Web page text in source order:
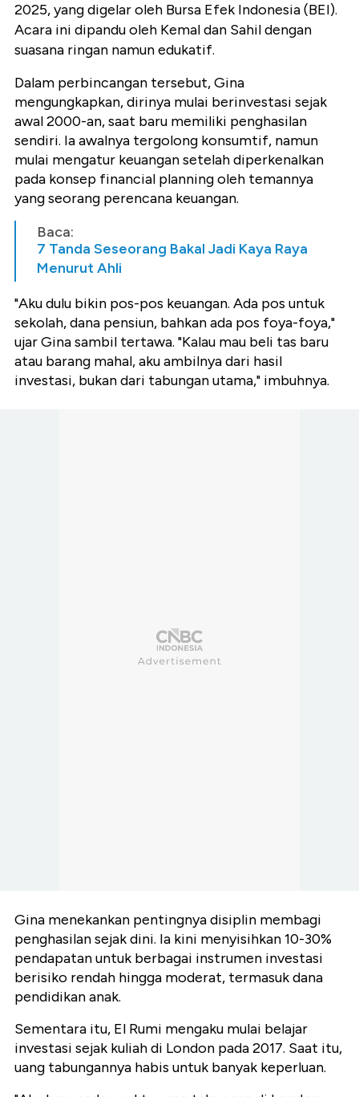
2025, yang digelar oleh Bursa Efek Indonesia (BEI).
Acara ini dipandu oleh Kemal dan Sahil dengan
suasana ringan namun edukatif.
Dalam perbincangan tersebut, Gina
mengungkapkan, dirinya mulai berinvestasi sejak
awal 2000-an, saat baru memiliki penghasilan
sendiri. Ia awalnya tergolong konsumtif, namun
mulai mengatur keuangan setelah diperkenalkan
pada konsep financial planning oleh temannya
yang seorang perencana keuangan.
Baca:
7 Tanda Seseorang Bakal Jadi Kaya Raya
Menurut Ahli
"Aku dulu bikin pos-pos keuangan. Ada pos untuk
sekolah, dana pensiun, bahkan ada pos foya-foya,"
ujar Gina sambil tertawa. "Kalau mau beli tas baru
atau barang mahal, aku ambilnya dari hasil
investasi, bukan dari tabungan utama," imbuhnya.
Gina menekankan pentingnya disiplin membagi
penghasilan sejak dini. Ia kini menyisihkan 10-30%
pendapatan untuk berbagai instrumen investasi
berisiko rendah hingga moderat, termasuk dana
pendidikan anak.
Sementara itu, El Rumi mengaku mulai belajar
investasi sejak kuliah di London pada 2017. Saat itu,
uang tabungannya habis untuk banyak keperluan.